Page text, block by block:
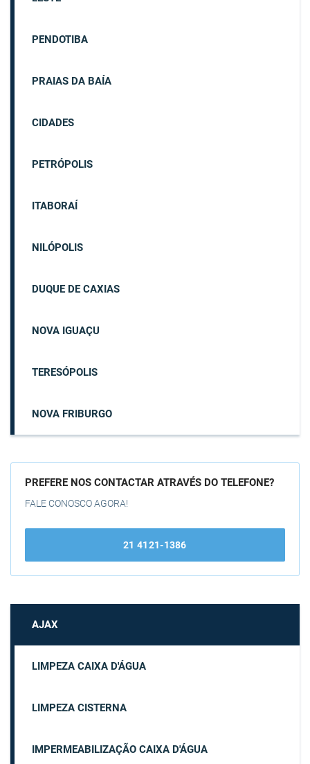
PENDOTIBA
PRAIAS DA BAÍA
CIDADES
PETRÓPOLIS
ITABORAÍ
NILÓPOLIS
DUQUE DE CAXIAS
NOVA IGUAÇU
TERESÓPOLIS
NOVA FRIBURGO
PREFERE NOS CONTACTAR ATRAVÉS DO TELEFONE?
FALE CONOSCO AGORA!
21 4121-1386
AJAX
LIMPEZA CAIXA D'ÁGUA
LIMPEZA CISTERNA
IMPERMEABILIZAÇÃO CAIXA D'ÁGUA